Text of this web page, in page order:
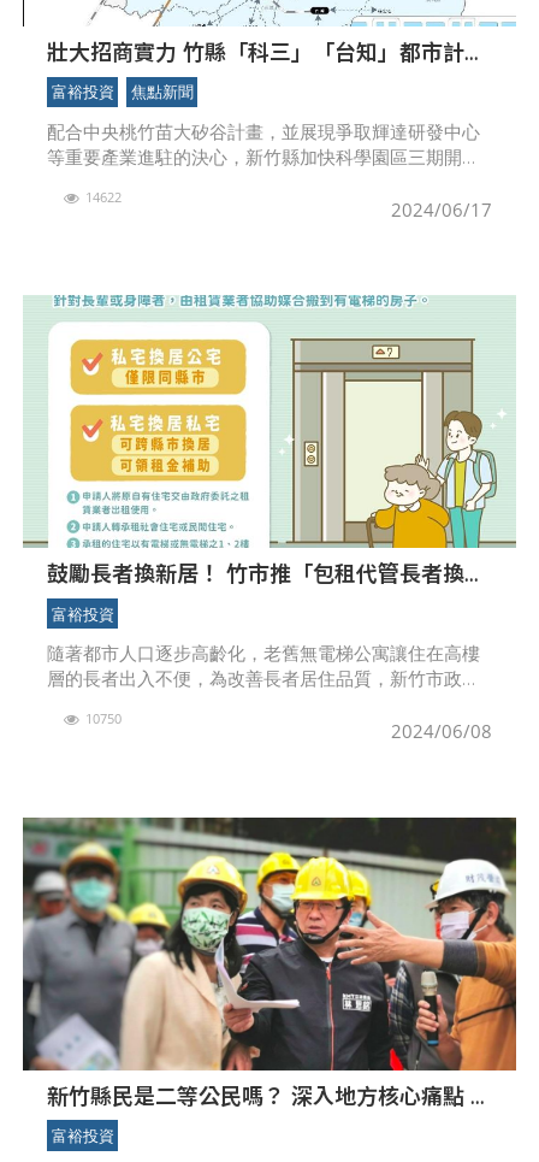
壯大招商實力 竹縣「科三」「台知」都市計畫
與區域路網多軌並進
富裕投資 焦點新聞
配合中央桃竹苗大矽谷計畫，並展現爭取輝達研發中心
等重要產業進駐的決心，新竹縣加快科學園區三期開發
實實在在做好基礎建設，吸引產業進駐，增加就業機
2024/06/17
14622
鼓勵長者換新居！ 竹市推「包租代管長者換居
方案」 登高出入不苦惱
富裕投資
隨著都市人口逐步高齡化，老舊無電梯公寓讓住在高樓
層的長者出入不便，為改善長者居住品質，新竹市政府
中央推動社會住宅包租代管4.0長者換居方案，其中包含
2024/06/08
10750
新竹縣民是二等公民嗎？ 深入地方核心痛點 立
委林思銘提解方！
富裕投資